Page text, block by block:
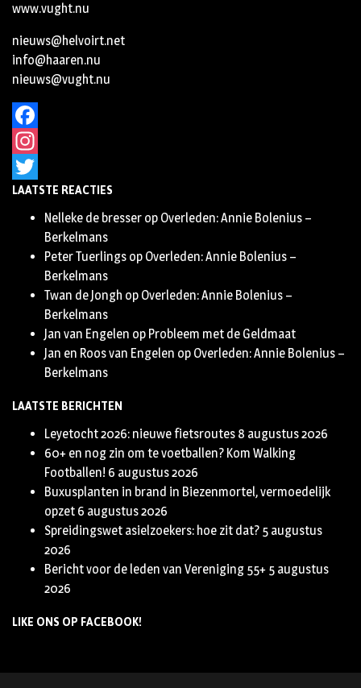
www.vught.nu
nieuws@helvoirt.net
info@haaren.nu
nieuws@vught.nu
Facebook
Instagram
Twitter
LAATSTE REACTIES
Nelleke de bresser op Overleden: Annie Bolenius –
Berkelmans
Peter Tuerlings op Overleden: Annie Bolenius –
Berkelmans
Twan de Jongh op Overleden: Annie Bolenius –
Berkelmans
Jan van Engelen op Probleem met de Geldmaat
Jan en Roos van Engelen op Overleden: Annie Bolenius –
Berkelmans
LAATSTE BERICHTEN
Leyetocht 2026: nieuwe fietsroutes 8 augustus 2026
60+ en nog zin om te voetballen? Kom Walking
Footballen! 6 augustus 2026
Buxusplanten in brand in Biezenmortel, vermoedelijk
opzet 6 augustus 2026
Spreidingswet asielzoekers: hoe zit dat? 5 augustus
2026
Bericht voor de leden van Vereniging 55+ 5 augustus
2026
LIKE ONS OP FACEBOOK!